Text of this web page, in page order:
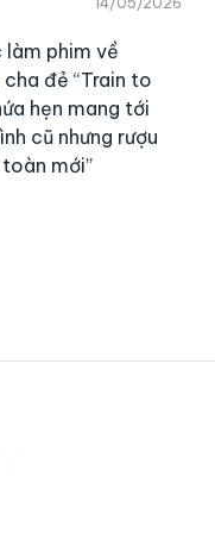
làm phim về
đẻ “Train to
hẹn mang tới
cũ nhưng rượu
mới”